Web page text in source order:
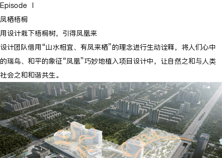
Episode Ⅰ
凤栖梧桐
用设计栽下梧桐树，引得凤凰来
设计团队借用“山水相宜、有凤来栖”的理念进行生动诠释，将人们心中
的瑞鸟、和平的象征“凤凰”巧妙地植入项目设计中，让自然之和与人类
社会之和和谐共生。